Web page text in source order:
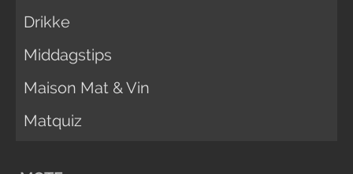
Drikke
Middagstips
Maison Mat & Vin
Matquiz